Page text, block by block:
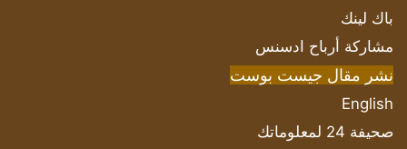
باك لينك
مشاركة أرباح ادسنس
نشر مقال جيست بوست
English
صحيفة 24 لمعلوماتك